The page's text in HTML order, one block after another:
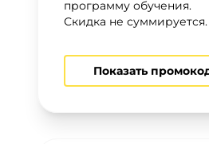
программу обучения.
Скидка не суммируется.
Показать
Для детей
Красота,
Психология и